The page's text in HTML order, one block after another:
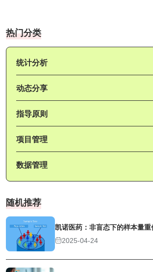
热门分类
统计分析
动态分享
指导原则
项目管理
数据管理
随机推荐
凯诺医药：非盲态下的样本量重
2025-04-24